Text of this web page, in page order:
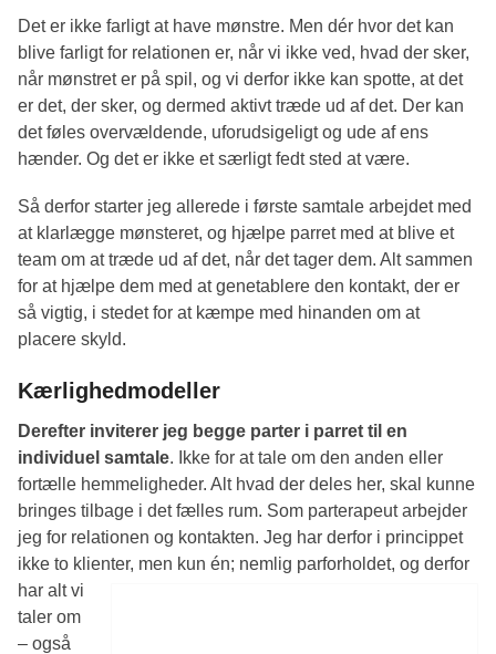
Det er ikke farligt at have mønstre. Men dér hvor det kan
blive farligt for relationen er, når vi ikke ved, hvad der sker,
når mønstret er på spil, og vi derfor ikke kan spotte, at det
er det, der sker, og dermed aktivt træde ud af det. Der kan
det føles overvældende, uforudsigeligt og ude af ens
hænder. Og det er ikke et særligt fedt sted at være.
Så derfor starter jeg allerede i første samtale arbejdet med
at klarlægge mønsteret, og hjælpe parret med at blive et
team om at træde ud af det, når det tager dem. Alt sammen
for at hjælpe dem med at genetablere den kontakt, der er
så vigtig, i stedet for at kæmpe med hinanden om at
placere skyld.
Kærlighedmodeller
Derefter inviterer jeg begge parter i parret til en
individuel samtale. Ikke for at tale om den anden eller
fortælle hemmeligheder. Alt hvad der deles her, skal kunne
bringes tilbage i det fælles rum. Som parterapeut arbejder
jeg for relationen og kontakten. Jeg har derfor i princippet
ikke to klienter, men kun én; nemlig parforholdet, og derfor
har alt vi
taler om
– også